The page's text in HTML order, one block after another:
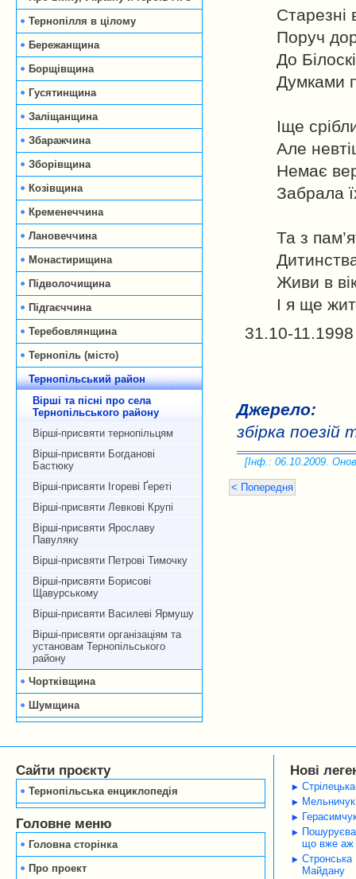
Тернопілля в цілому
Бережанщина
Борщівщина
Гусятинщина
Заліщанщина
Збаражчина
Зборівщина
Козівщина
Кременеччина
Лановеччина
Монастирищина
Підволочищина
Підгаєччина
Теребовлянщина
Тернопіль (місто)
Тернопільський район
Вірші та пісні про села
Тернопільського району
Вірші-присвяти тернопільцям
Вірші-присвяти Богданові
Бастюку
Вірші-присвяти Ігореві Ґереті
Вірші-присвяти Левкові Крупі
Вірші-присвяти Ярославу
Павуляку
Вірші-присвяти Петрові Тимочку
Вірші-присвяти Борисові
Щавурському
Вірші-присвяти Василеві Ярмушу
Вірші-присвяти організаціям та
установам Тернопільського
району
Чортківщина
Шумщина
Старезні
Поруч
До
Думками
Іще
Але
Немає
Забрала
Та з
Живи в
І я ще
31.10-
Джерело:
збірка поезій
[Інф.: 06.10.2009.
< Попередня
Сайти проєкту
Тернопільська енциклопедія
Головне меню
Головна сторінка
Про проект
Нові
Мельничук
що вже аж
Стронська
Майдану